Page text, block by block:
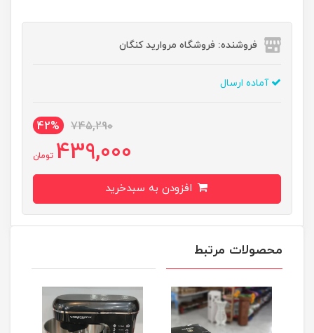
فروشنده: فروشگاه مروارید کنگان
آماده ارسال
745,290
42%
439,000 تومان
محصولات مرتبط